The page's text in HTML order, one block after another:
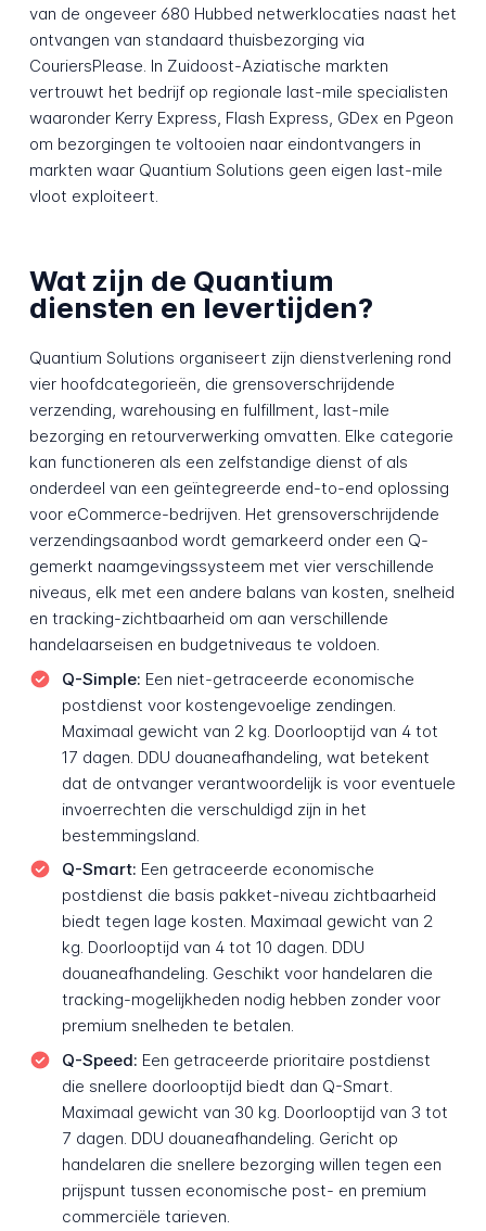
van de ongeveer 680 Hubbed netwerklocaties naast het
ontvangen van standaard thuisbezorging via
CouriersPlease. In Zuidoost-Aziatische markten
vertrouwt het bedrijf op regionale last-mile specialisten
waaronder Kerry Express, Flash Express, GDex en Pgeon
om bezorgingen te voltooien naar eindontvangers in
markten waar Quantium Solutions geen eigen last-mile
vloot exploiteert.
Wat zijn de Quantium
diensten en levertijden?
Quantium Solutions organiseert zijn dienstverlening rond
vier hoofdcategorieën, die grensoverschrijdende
verzending, warehousing en fulfillment, last-mile
bezorging en retourverwerking omvatten. Elke categorie
kan functioneren als een zelfstandige dienst of als
onderdeel van een geïntegreerde end-to-end oplossing
voor eCommerce-bedrijven. Het grensoverschrijdende
verzendingsaanbod wordt gemarkeerd onder een Q-
gemerkt naamgevingssysteem met vier verschillende
niveaus, elk met een andere balans van kosten, snelheid
en tracking-zichtbaarheid om aan verschillende
handelaarseisen en budgetniveaus te voldoen.
Q-Simple: Een niet-getraceerde economische
postdienst voor kostengevoelige zendingen.
Maximaal gewicht van 2 kg. Doorlooptijd van 4 tot
17 dagen. DDU douaneafhandeling, wat betekent
dat de ontvanger verantwoordelijk is voor eventuele
invoerrechten die verschuldigd zijn in het
bestemmingsland.
Q-Smart: Een getraceerde economische
postdienst die basis pakket-niveau zichtbaarheid
biedt tegen lage kosten. Maximaal gewicht van 2
kg. Doorlooptijd van 4 tot 10 dagen. DDU
douaneafhandeling. Geschikt voor handelaren die
tracking-mogelijkheden nodig hebben zonder voor
premium snelheden te betalen.
Q-Speed: Een getraceerde prioritaire postdienst
die snellere doorlooptijd biedt dan Q-Smart.
Maximaal gewicht van 30 kg. Doorlooptijd van 3 tot
7 dagen. DDU douaneafhandeling. Gericht op
handelaren die snellere bezorging willen tegen een
prijspunt tussen economische post- en premium
commerciële tarieven.